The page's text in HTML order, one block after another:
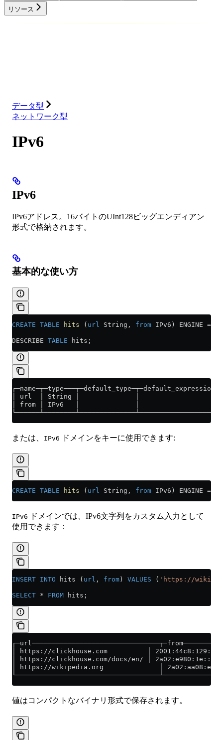
リソース
データ型
ネットワーク型
IPv6
IPv6
IPv6アドレス。16バイトのUInt128ビッグエンディアン
形式で格納されます。
基本的な使い方
CREATE TABLE hits ( url String, from IPv6) ENGINE =
DESCRIBE TABLE hits;
│ url  │ String │              │
│ from │ IPv6   │              │
または、 IPv6 ドメインをキーに使用できます:
CREATE TABLE hits ( url String, from IPv6) ENGINE =
IPv6
ドメインでは、IPv6文字列をカスタム入力として
使用できます：
INSERT INTO hits ( url , from ) VALUES ( 'https://
SELECT * FROM hits;
│ https://clickhouse.com          │
│ https://clickhouse.com/docs/en/ │
│ https://wikipedia.org              │
値はコンパクトなバイナリ形式で保存されます。